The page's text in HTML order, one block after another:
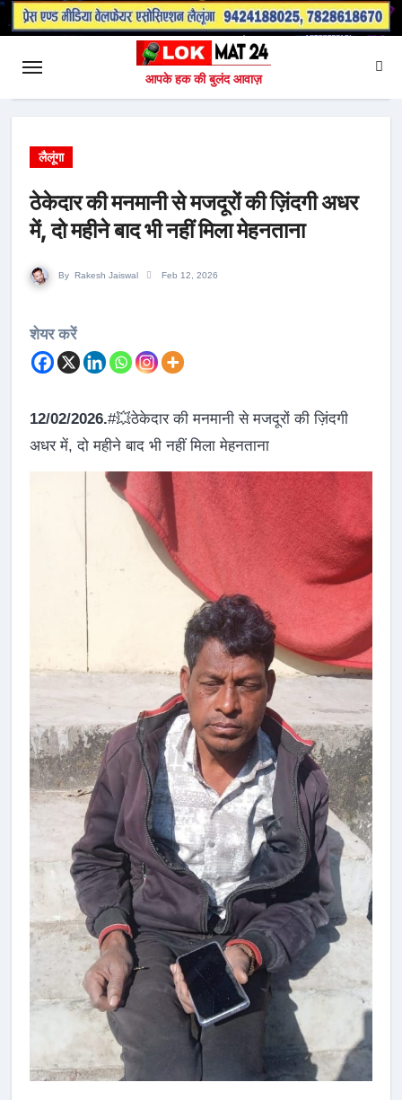
आपके हक की बुलंद आवाज़
लैलूंगा
ठेकेदार की मनमानी से मजदूरों की ज़िंदगी अधर
में, दो महीने बाद भी नहीं मिला मेहनताना
By Rakesh Jaiswal Feb 12, 2026
शेयर करें
12/02/2026.#💥ठेकेदार की मनमानी से मजदूरों की ज़िंदगी
अधर में, दो महीने बाद भी नहीं मिला मेहनताना